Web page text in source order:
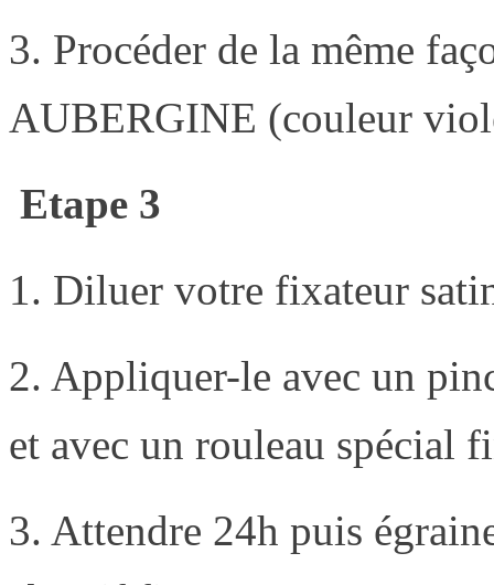
3. Procéder de la même
AUBERGINE (couleur
Etape 3
1. Diluer votre fixateur
2. Appliquer-le avec un
et avec un rouleau spécial
3. Attendre 24h puis